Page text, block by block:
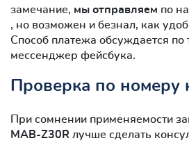
замечание, мы отправляем по
, но возможен и безнал, как
Способ платежа обсуждается по
мессенджер фейсбука.
Проверка по номеру
При сомнении применяемости
MAB-Z30R лучше сделать